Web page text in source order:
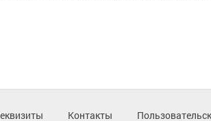
Контакты